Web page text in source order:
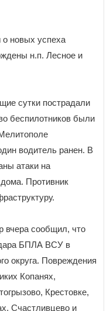
о новых успеха
н.п. Лесное и
сутки пострадали
беспилотников были
водитель ранен. В
атаки на
Противник
вчера сообщил, что
БПЛА ВСУ в
округа. Повреждения
Копанях,
Крестовке,
Счастливцево и